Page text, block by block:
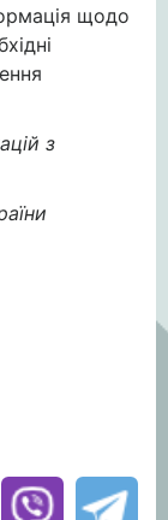
щодо
з